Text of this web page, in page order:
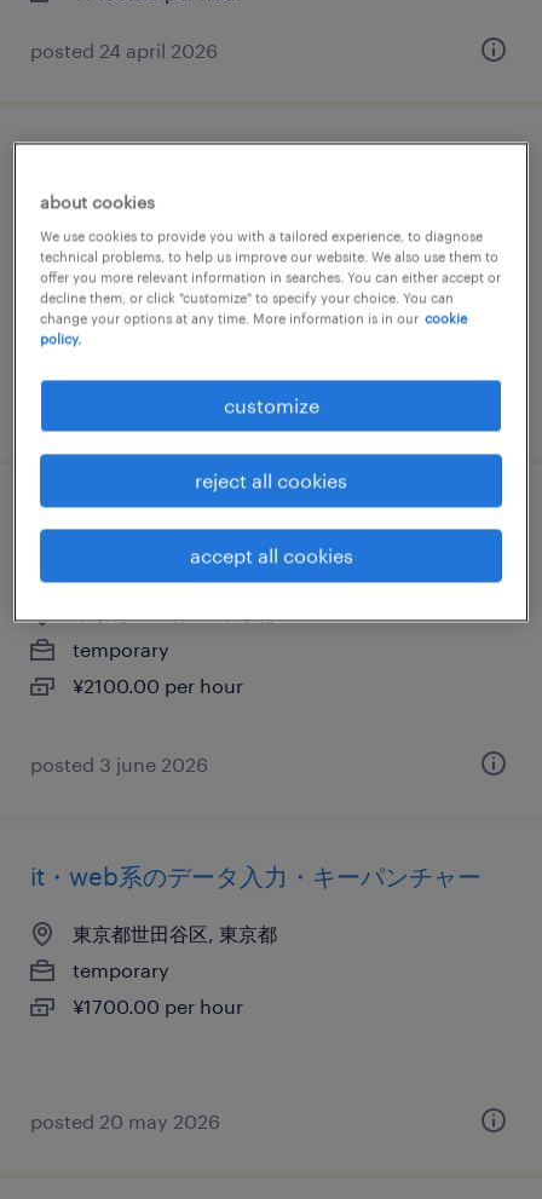
posted 24 april 2026
電・携帯・その他）
東京都世田谷区, 東京都
temporary
¥1650.00 per hour
のヘルプデスク・ユーザーサポート
temporary
¥2100.00 per hour
posted 3 june 2026
it・web系のデータ入力・キーパンチャー
東京都世田谷区, 東京都
temporary
¥1700.00 per hour
posted 20 may 2026
about cookies
We use cookies to provide you with a tailored experience, to diagnose
technical problems, to help us improve our website. We also use them to
offer you more relevant information in searches. You can either accept or
decline them, or click "customize" to specify your choice. You can
change your options at any time. More information is in our cookie
policy.
customize
reject all cookies
accept all cookies